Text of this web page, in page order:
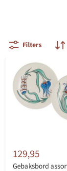
Filters
129,95
Gebaksbord